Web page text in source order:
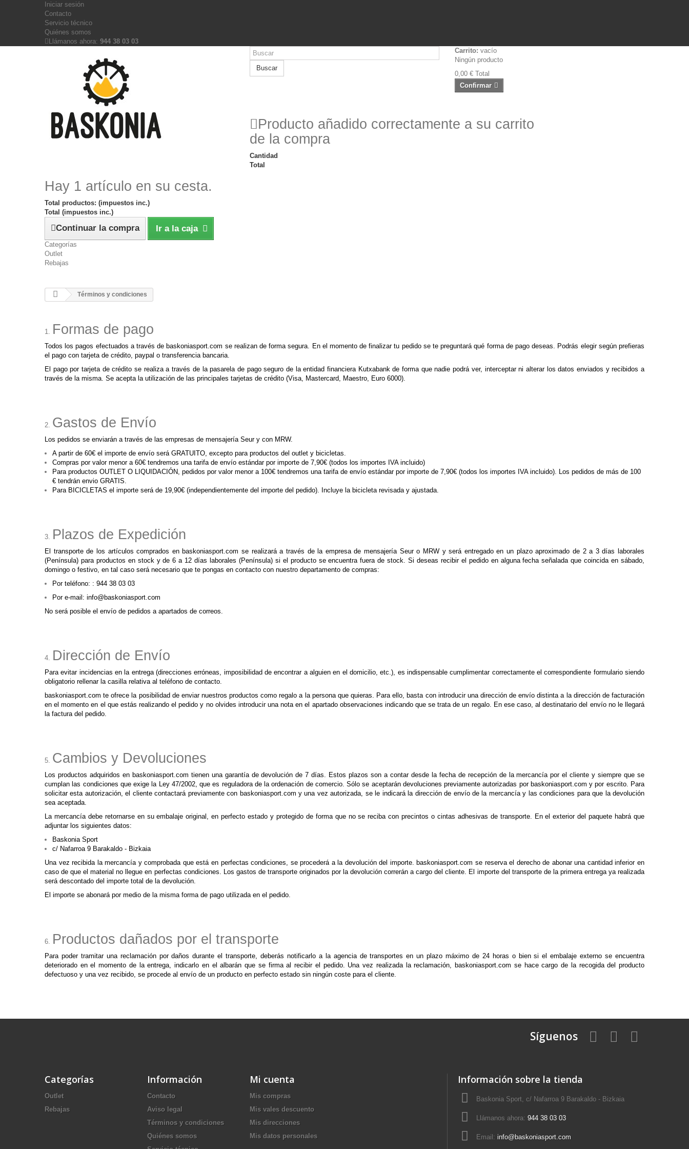
Iniciar sesión
Contacto
Servicio técnico
Quiénes somos
Llámanos ahora: 944 38 03 03
Buscar
Carrito: vacío
Ningún producto
0,00 € Total
Confirmar
Producto añadido correctamente a su carrito
de la compra
Cantidad
Total
Hay 1 artículo en su cesta.
Total productos: (impuestos inc.)
Total (impuestos inc.)
Continuar la compra Ir a la caja
Categorías
Outlet
Rebajas
Términos y condiciones
Formas de pago
Todos los pagos efectuados a través de baskoniasport.com se realizan de forma segura. En el momento de finalizar tu pedido se te preguntará qué forma de pago deseas. Podrás elegir según prefieras
el pago con tarjeta de crédito, paypal o transferencia bancaria.
El pago por tarjeta de crédito se realiza a través de la pasarela de pago seguro de la entidad financiera Kutxabank de forma que nadie podrá ver, interceptar ni alterar los datos enviados y recibidos a
través de la misma. Se acepta la utilización de las principales tarjetas de crédito (Visa, Mastercard, Maestro, Euro 6000).
Gastos de Envío
Los pedidos se enviarán a través de las empresas de mensajería Seur y con MRW.
A partir de 60€ el importe de envío será GRATUITO, excepto para productos del outlet y bicicletas.
Compras por valor menor a 60€ tendremos una tarifa de envío estándar por importe de 7,90€ (todos los importes IVA incluido)
Para productos OUTLET O LIQUIDACIÓN, pedidos por valor menor a 100€ tendremos una tarifa de envío estándar por importe de 7,90€ (todos los importes IVA incluido). Los pedidos de más de 100
€ tendrán envio GRATIS.
Para BICICLETAS el importe será de 19,90€ (independientemente del importe del pedido). Incluye la bicicleta revisada y ajustada.
Plazos de Expedición
El transporte de los artículos comprados en baskoniasport.com se realizará a través de la empresa de mensajería Seur o MRW y será entregado en un plazo aproximado de 2 a 3 días laborales
(Península) para productos en stock y de 6 a 12 días laborales (Península) si el producto se encuentra fuera de stock. Si deseas recibir el pedido en alguna fecha señalada que coincida en sábado,
domingo o festivo, en tal caso será necesario que te pongas en contacto con nuestro departamento de compras:
Por teléfono: : 944 38 03 03
Por e-mail: info@baskoniasport.com
No será posible el envío de pedidos a apartados de correos.
Dirección de Envío
Para evitar incidencias en la entrega (direcciones erróneas, imposibilidad de encontrar a alguien en el domicilio, etc.), es indispensable cumplimentar correctamente el correspondiente formulario siendo
obligatorio rellenar la casilla relativa al teléfono de contacto.
baskoniasport.com te ofrece la posibilidad de enviar nuestros productos como regalo a la persona que quieras. Para ello, basta con introducir una dirección de envío distinta a la dirección de facturación
en el momento en el que estás realizando el pedido y no olvides introducir una nota en el apartado observaciones indicando que se trata de un regalo. En ese caso, al destinatario del envío no le llegará
la factura del pedido.
Cambios y Devoluciones
Los productos adquiridos en baskoniasport.com tienen una garantía de devolución de 7 días. Estos plazos son a contar desde la fecha de recepción de la mercancía por el cliente y siempre que se
cumplan las condiciones que exige la Ley 47/2002, que es reguladora de la ordenación de comercio. Sólo se aceptarán devoluciones previamente autorizadas por baskoniasport.com y por escrito. Para
solicitar esta autorización, el cliente contactará previamente con baskoniasport.com y una vez autorizada, se le indicará la dirección de envío de la mercancía y las condiciones para que la devolución
sea aceptada.
La mercancía debe retornarse en su embalaje original, en perfecto estado y protegido de forma que no se reciba con precintos o cintas adhesivas de transporte. En el exterior del paquete habrá que
adjuntar los siguientes datos:
Baskonia Sport
c/ Nafarroa 9 Barakaldo - Bizkaia
Una vez recibida la mercancía y comprobada que está en perfectas condiciones, se procederá a la devolución del importe. baskoniasport.com se reserva el derecho de abonar una cantidad inferior en
caso de que el material no llegue en perfectas condiciones. Los gastos de transporte originados por la devolución correrán a cargo del cliente. El importe del transporte de la primera entrega ya realizada
será descontado del importe total de la devolución.
El importe se abonará por medio de la misma forma de pago utilizada en el pedido.
Productos dañados por el transporte
Para poder tramitar una reclamación por daños durante el transporte, deberás notificarlo a la agencia de transportes en un plazo máximo de 24 horas o bien si el embalaje externo se encuentra
deteriorado en el momento de la entrega, indicarlo en el albarán que se firma al recibir el pedido. Una vez realizada la reclamación, baskoniasport.com se hace cargo de la recogida del producto
defectuoso y una vez recibido, se procede al envío de un producto en perfecto estado sin ningún coste para el cliente.
Síguenos
Categorías
Outlet
Rebajas
Información
Contacto
Aviso legal
Términos y condiciones
Quiénes somos
Mi cuenta
Mis compras
Mis vales descuento
Mis direcciones
Mis datos personales
Información sobre la tienda
Baskonia Sport, c/ Nafarroa 9 Barakaldo - Bizkaia
Llámanos ahora: 944 38 03 03
Email: info@baskoniasport.com